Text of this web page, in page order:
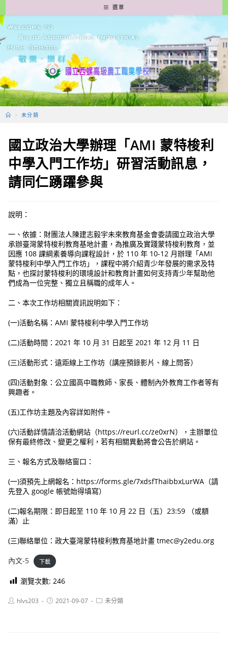
轉
至
要
容
選單
> 未分類
國立政治大學辦理「AMI 蒙特梭利
中學入門工作坊」研習活動訊息，
請同仁踴躍參與
說明：
一、依據：財團法人陳建志毅宇未來教育基金會委請國立政治大學
承辦臺灣蒙特梭利教育基地計畫，為推廣及實踐蒙特梭利教育，並
因應 108 課綱素養導向課程設計，於 110 年 10-12 月辦理「AMI
蒙特梭利中學入門工作坊」，課程中將介紹青少年發展的需求及特
點，也探討蒙特梭利的環境設計和教育計畫如何支持青少年幫助他
們成為一位完整、獨立且稱職的成年人。
二、本次工作坊相關資訊說明如下：
(一)活動名稱：AMI 蒙特梭利中學入門工作坊
(二)活動時間：2021 年 10 月 31 日起至 2021 年 12 月 11 日
(三)活動形式：遠距線上工作坊（講座預錄影片、線上問答）
(四)活動對象：公立國高中職教師、家長、體制內外教育工作者等有
興趣者。
(五)工作坊主題及內容詳如附件。
(六)活動詳情請洽活動網站（https://reurl.cc/ze0xrN），主辦單位
保有最終修改、變更之權利，若有相關異動將會公告於網站。
三、報名方式及聯絡窗口：
(一)須預先上網報名：https://forms.gle/7xdsfThaibbxLurWA（請
先登入 google 帳號始得填寫）
(二)報名期限：即日起至 110 年 10 月 22 日（五）23:59 （或額
滿）止
(三)聯絡單位：政大臺灣蒙特梭利教育基地計畫 tmec@y2edu.org
內文-5 下載
瀏覽次數: 246
Posthlvs203
Post2021-09-07
Post未分類